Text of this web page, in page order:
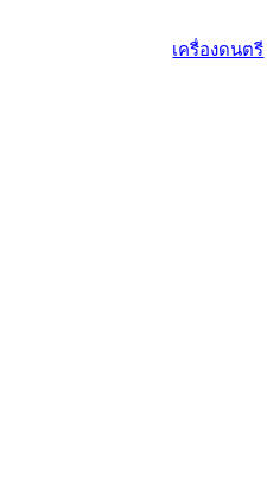
เครื่องดนตรี